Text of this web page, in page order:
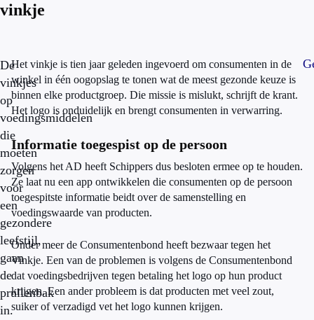
vinkje
De
vinkjes
op
voedingsmiddelen
die
moeten
zorgen
voor
een
gezondere
leefstijl,
gaan
de
prullenbak
in.
Het vinkje is tien jaar geleden ingevoerd om consumenten in de
winkel in één oogopslag te tonen wat de meest gezonde keuze is
binnen elke productgroep. Die missie is mislukt, schrijft de krant.
Het logo is onduidelijk en brengt consumenten in verwarring.
Informatie toegespist op de persoon
Volgens het AD heeft Schippers dus besloten ermee op te houden.
Ze laat nu een app ontwikkelen die consumenten op de persoon
toegespitste informatie beidt over de samenstelling en
voedingswaarde van producten.
Onder meer de Consumentenbond heeft bezwaar tegen het
Vinkje. Een van de problemen is volgens de Consumentenbond
dat voedingsbedrijven tegen betaling het logo op hun product
krijgen. Een ander probleem is dat producten met veel zout,
suiker of verzadigd vet het logo kunnen krijgen.